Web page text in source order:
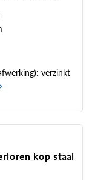
verzinkt
kop staal